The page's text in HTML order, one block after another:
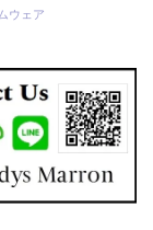
ウェア